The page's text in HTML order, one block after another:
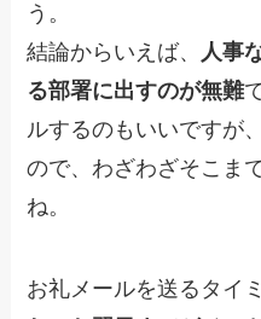
う。
結論からいえば、 人事
る部署に出すのが無難
ルするのもいいですが
ので、わざわざそこま
ね。
お礼メールを送るタイ